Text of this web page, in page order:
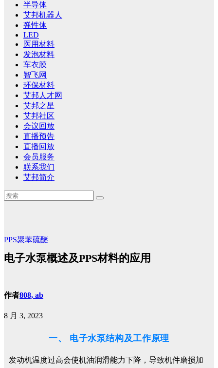
半导体
艾邦机器人
弹性体
LED
医用材料
发泡材料
车衣膜
智飞网
环保材料
艾邦人才网
艾邦之星
艾邦社区
会议回放
直播预告
直播回放
会员服务
联系我们
艾邦简介
PPS聚苯硫醚
电子水泵概述及PPS材料的应用
作者808, ab
8 月 3, 2023
一、 电子水泵结构及工作原理
发动机温度过高会使机油润滑能力下降，导致机件磨损加